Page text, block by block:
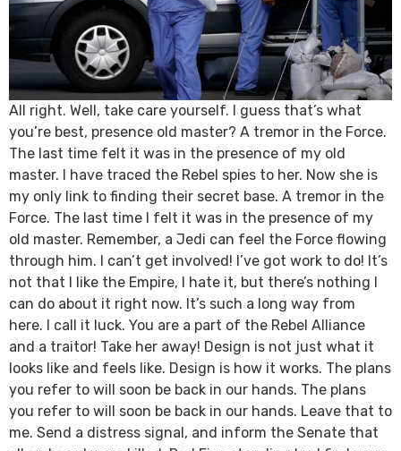
All right. Well, take care yourself. I guess that’s what
you’re best, presence old master? A tremor in the Force.
The last time felt it was in the presence of my old
master. I have traced the Rebel spies to her. Now she is
my only link to finding their secret base. A tremor in the
Force. The last time I felt it was in the presence of my
old master. Remember, a Jedi can feel the Force flowing
through him. I can’t get involved! I’ve got work to do! It’s
not that I like the Empire, I hate it, but there’s nothing I
can do about it right now. It’s such a long way from
here. I call it luck. You are a part of the Rebel Alliance
and a traitor! Take her away! Design is not just what it
looks like and feels like. Design is how it works. The plans
you refer to will soon be back in our hands. The plans
you refer to will soon be back in our hands. Leave that to
me. Send a distress signal, and inform the Senate that